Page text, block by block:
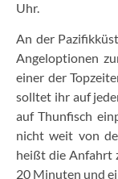
Uhr.
An der
Angeloptionen
einer der
solltet ihr auf
auf Thunfisch
nicht weit von
heißt die Anfahrt
20 Minuten und